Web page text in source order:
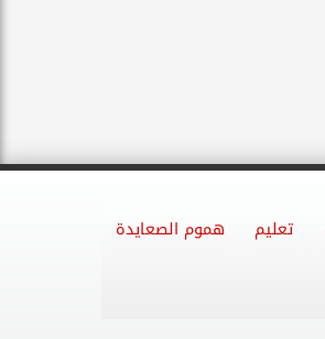
تعليم هموم الصعايدة